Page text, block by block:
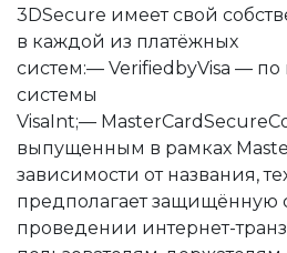
3DSecure имеет свой
в каждой из платёжных
систем:— VerifiedbyVisa — по
системы
VisaInt;—
выпущенным в рамках
зависимости от названия,
предполагает защищённую
проведении интернет-